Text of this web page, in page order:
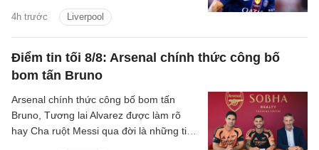
4h trước Liverpool
hai CLB đang là trở ngại lớn đối với
thương vụ này.
Điểm tin tối 8/8: Arsenal chính thức công bố
bom tấn Bruno
Arsenal chính thức công bố bom tấn
Bruno, Tương lai Alvarez được làm rõ
hay Cha ruột Messi qua đời là những tin